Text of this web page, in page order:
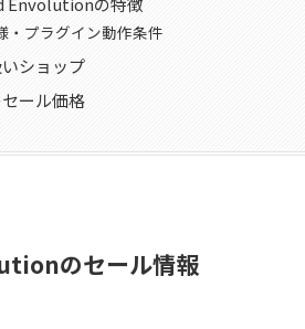
・プラグイン動作条件
ショップ
ール価格
のセール情報